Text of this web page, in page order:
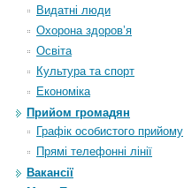
Видатні люди
Охорона здоров’я
Освіта
Культура та спорт
Економіка
Прийом громадян
Графік особистого прийому
Прямі телефонні лінії
Вакансії